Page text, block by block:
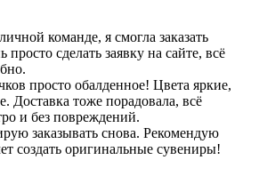
команде, я смогла заказать
просто сделать заявку на сайте, всё
просто обалденное! Цвета яркие,
Доставка тоже порадовала, всё
и без повреждений.
заказывать снова. Рекомендую
создать оригинальные сувениры!